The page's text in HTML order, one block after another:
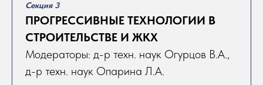
Секция 3
ПРОГРЕССИВНЫЕ ТЕХНОЛОГИИ В
СТРОИТЕЛЬСТВЕ И ЖКХ
Модераторы: д-р техн. наук Огурцов В.А.,
д-р техн. наук Опарина Л.А.